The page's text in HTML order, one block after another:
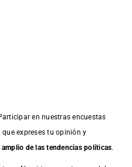
en nuestras encuestas
expreses tu opinión y
de las tendencias políticas.